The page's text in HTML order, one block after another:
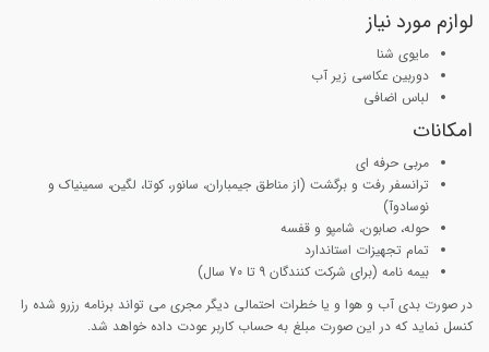
لوازم مورد نیاز
مایوی شنا
دوربین عکاسی زیر آب
لباس اضافی
امکانات
مربی حرفه ای
ترانسفر رفت و برگشت (از مناطق جیمباران، سانور، کوتا، لگین، سمینیاک و
نوسادوآ)
حوله، صابون، شامپو و قفسه
تمام تجهیزات استاندارد
بیمه نامه (برای شرکت کنندگان 9 تا 70 سال)
در صورت بدی آب و هوا و یا خطرات احتمالی دیگر مجری می تواند برنامه رزرو شده را
کنسل نماید که در این صورت مبلغ به حساب کاربر عودت داده خواهد شد.